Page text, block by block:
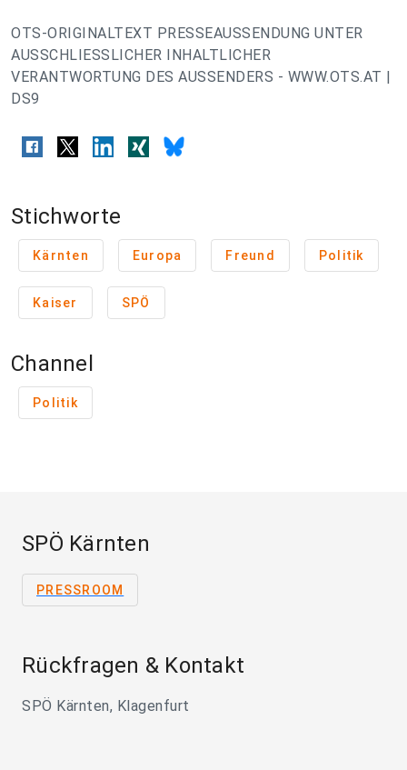
OTS-ORIGINALTEXT PRESSEAUSSENDUNG UNTER
AUSSCHLIESSLICHER INHALTLICHER
VERANTWORTUNG DES AUSSENDERS - WWW.OTS.AT |
DS9
Stichworte
Kärnten Europa Freund Politik
Kaiser SPÖ
Channel
Politik
SPÖ Kärnten
PRESSROOM
Rückfragen & Kontakt
SPÖ Kärnten, Klagenfurt